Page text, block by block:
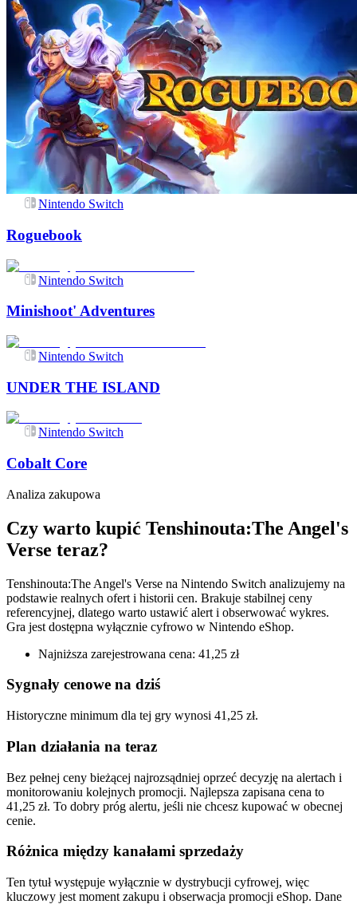
Nintendo Switch
Roguebook
Nintendo Switch
Minishoot' Adventures
Nintendo Switch
UNDER THE ISLAND
Nintendo Switch
Cobalt Core
Analiza zakupowa
Czy warto kupić Tenshinouta:The Angel's
Verse teraz?
Tenshinouta:The Angel's Verse na Nintendo Switch analizujemy na
podstawie realnych ofert i historii cen. Brakuje stabilnej ceny
referencyjnej, dlatego warto ustawić alert i obserwować wykres.
Gra jest dostępna wyłącznie cyfrowo w Nintendo eShop.
Najniższa zarejestrowana cena: 41,25 zł
Sygnały cenowe na dziś
Historyczne minimum dla tej gry wynosi 41,25 zł.
Plan działania na teraz
Bez pełnej ceny bieżącej najrozsądniej oprzeć decyzję na alertach i
monitorowaniu kolejnych promocji. Najlepsza zapisana cena to
41,25 zł. To dobry próg alertu, jeśli nie chcesz kupować w obecnej
cenie.
Różnica między kanałami sprzedaży
Ten tytuł występuje wyłącznie w dystrybucji cyfrowej, więc
kluczowy jest moment zakupu i obserwacja promocji eShop. Dane